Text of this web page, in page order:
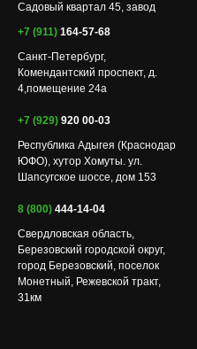
Садовый квартал 45, завод
+7 (911) 164-57-68
Санкт-Петербург,
Комендантский проспект, д.
4,помещение 24а
+7 (929) 920 00-03
Республика Адыгея (Краснодар
ЮФО), хутор Хомуты. ул.
Шапсугское шоссе, дом 153
8 (800) 444-14-04
Свердловская область,
Березовский городской округ,
город Березовский, поселок
Монетный, Режевской тракт,
31км